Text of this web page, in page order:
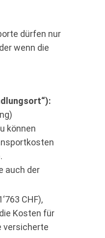
dürfen nur
wenn die
können
auch der
CHF),
Kosten für
versicherte